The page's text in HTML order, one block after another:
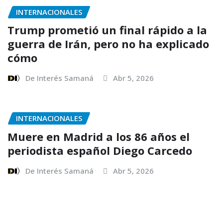
INTERNACIONALES
Trump prometió un final rápido a la
guerra de Irán, pero no ha explicado
cómo
De Interés Samaná Abr 5, 2026
INTERNACIONALES
Muere en Madrid a los 86 años el
periodista español Diego Carcedo
De Interés Samaná Abr 5, 2026